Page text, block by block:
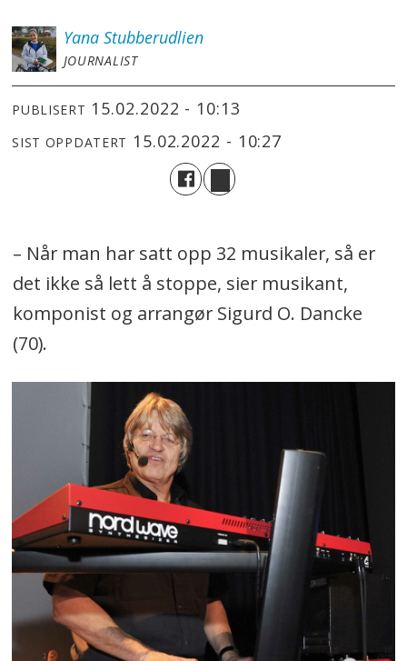
Yana Stubberudlien
JOURNALIST
PUBLISERT 15.02.2022 - 10:13
SIST OPPDATERT 15.02.2022 - 10:27
– Når man har satt opp 32 musikaler, så er
det ikke så lett å stoppe, sier musikant,
komponist og arrangør Sigurd O. Dancke
(70).